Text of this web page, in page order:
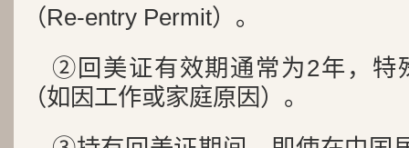
（Re-entry Permit）。
②回美证有效期通常为2年，特
（如因工作或家庭原因）。